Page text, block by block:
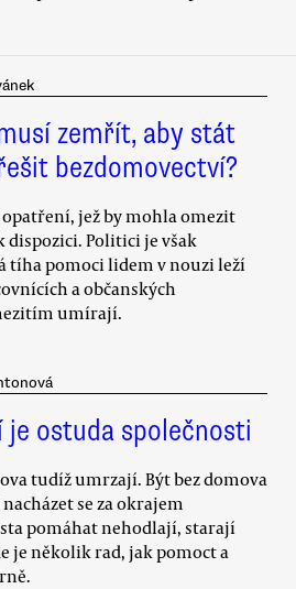
zemřít, aby stát
bezdomovectví?
jež by mohla omezit
dispozici. Politici je však
tíha pomoci lidem v nouzi leží
a občanských
umírají.
je ostuda společnosti
tudíž umrzají. Být bez domova
se za okrajem
pomáhat nehodlají, starají
je několik rad, jak pomoct a